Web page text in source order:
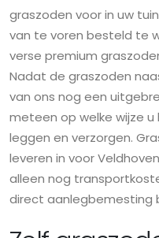
graszoden voor in uw
van te voren besteld te
verse premium
Nadat de graszoden
van ons nog een
meteen op welke wijze
leggen en verzorgen.
leveren in voor
alleen nog
direct aanlegbemesting